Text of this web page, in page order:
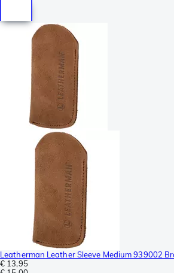
Leatherman Leather Sleeve Medium 939002
€ 13,95